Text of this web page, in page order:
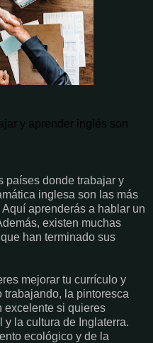
y aprender inglés son
países donde trabajar y
inglesa son las más
aprenderás a hablar un
existen muchas
han terminado sus
mejorar tu currículo y
la pintoresca
excelente si quieres
la cultura de Inglaterra.
ecológico y de la